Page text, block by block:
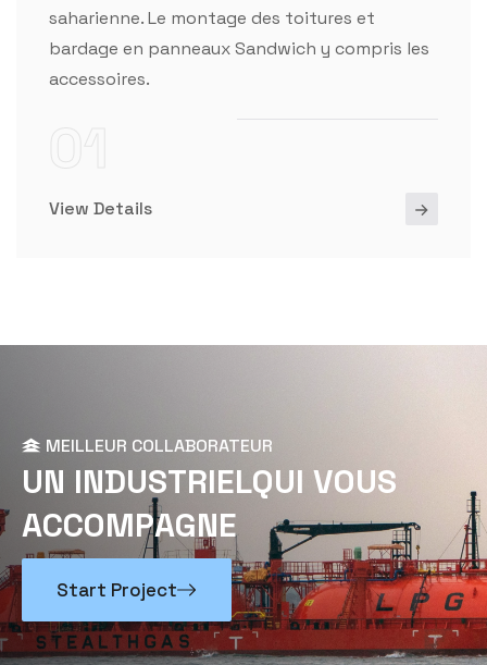
saharienne. Le montage des toitures et
bardage en panneaux Sandwich y compris les
accessoires.
View Details
MEILLEUR COLLABORATEUR
UN INDUSTRIELQUI VOUS
ACCOMPAGNE
Start Project